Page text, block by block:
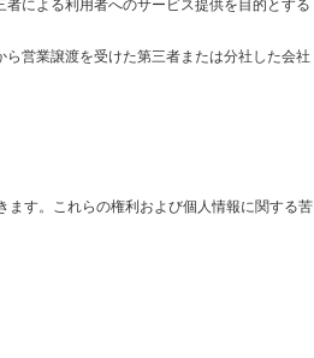
による利用者へのサービス提供を目的とする
営業譲渡を受けた第三者または分社した会社
す。これらの権利および個人情報に関する苦